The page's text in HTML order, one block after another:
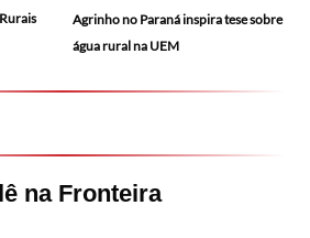
Agrinho no Paraná inspira tese sobre
água rural na UEM
na Fronteira